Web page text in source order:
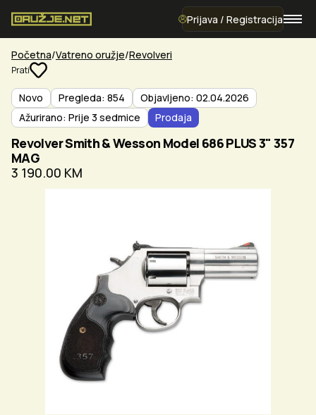
Prijava / Registracija
Početna Vatreno oružje Revolveri
Prati
Novo Pregleda: 854
Objavljeno: 02.04.2026
Ažurirano: Prije 3 sedmice
Prodaja
Revolver Smith & Wesson Model 686 PLUS 3" 357
MAG
3 190.00 KM